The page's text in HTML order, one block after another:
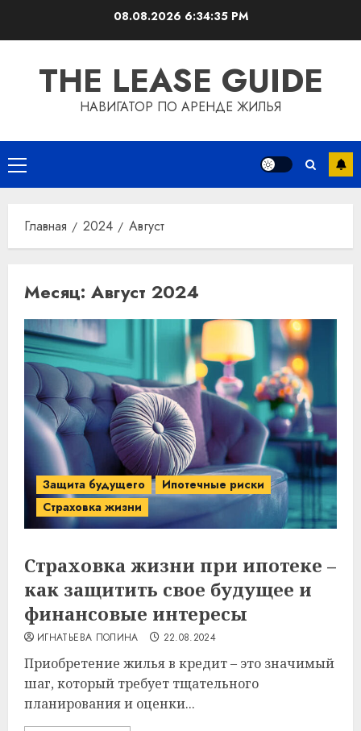
08.08.2026 6:34:36 PM
THE LEASE GUIDE
НАВИГАТОР ПО АРЕНДЕ ЖИЛЬЯ
Основное
меню
Главная 2024 Август
Месяц: Август 2024
Защита будущего
Ипотечные риски
Страховка жизни
Страховка жизни при ипотеке –
как защитить свое будущее и
финансовые интересы
ИГНАТЬЕВА ПОЛИНА 22.08.2024
Приобретение жилья в кредит – это значимый
шаг, который требует тщательного
планирования и оценки...